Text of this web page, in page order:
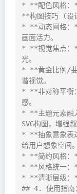
* **配色风格：
**构图技巧 (设
* **动态网格：
画面活力。
* **视觉焦点：
光。
* **黄金比例/斐
谐视觉。
* **非对称平衡
感。
* **主题元素融
SVG构图，增强叙
* **抽象意象表
给用户想象空间。
* **简约风格：
* **风格统一：
* **清晰层级：
## 4. 使用指南